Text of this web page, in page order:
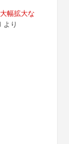
幅拡大な
より